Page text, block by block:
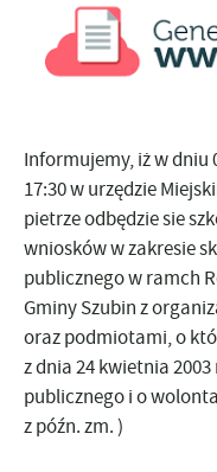
Informujemy, iż w dniu
17:30w urzędzie
pietrze odbędzie sie
wniosków w zakresie
publicznego w ramch
Gminy Szubin z
oraz podmiotami, o
z dnia 24 kwietnia
publicznego i o
z późn. zm. )